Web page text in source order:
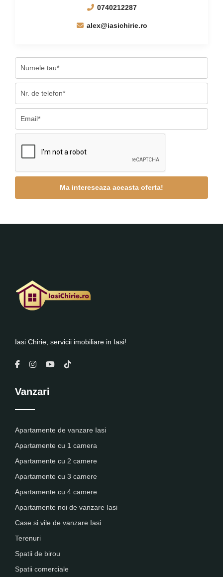
0740212287
alex@iasichirie.ro
Iasi Chirie, servicii imobiliare in Iasi!
Vanzari
Apartamente de vanzare Iasi
Apartamente cu 1 camera
Apartamente cu 2 camere
Apartamente cu 3 camere
Apartamente cu 4 camere
Apartamente noi de vanzare Iasi
Case si vile de vanzare Iasi
Terenuri
Spatii de birou
Spatii comerciale